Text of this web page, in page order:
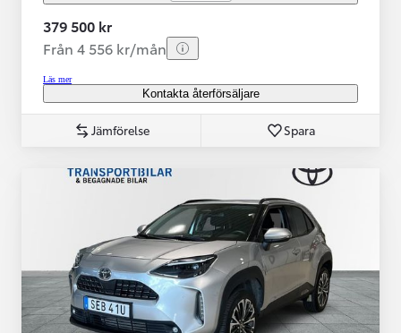
379 500 kr
Från 4 556 kr/mån
Läs mer
Kontakta återförsäljare
Jämförelse Spara